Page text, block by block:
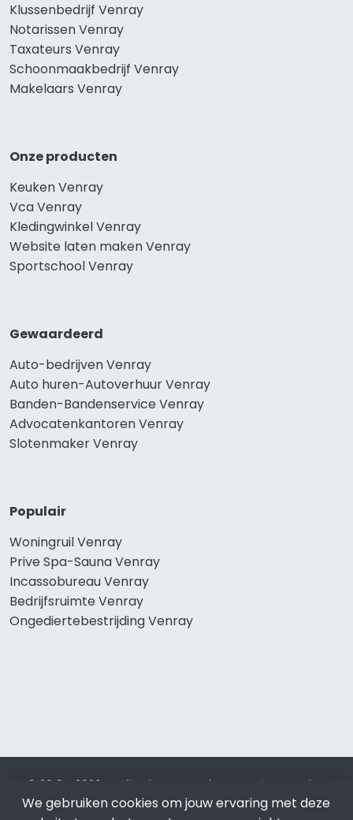
Klussenbedrijf Venray
Notarissen Venray
Taxateurs Venray
Schoonmaakbedrijf Venray
Makelaars Venray
Onze producten
Keuken Venray
Vca Venray
Kledingwinkel Venray
Website laten maken Venray
Sportschool Venray
Gewaardeerd
Auto-bedrijven Venray
Auto huren-Autoverhuur Venray
Banden-Bandenservice Venray
Advocatenkantoren Venray
Slotenmaker Venray
Populair
Woningruil Venray
Prive Spa-Sauna Venray
Incassobureau Venray
Bedrijfsruimte Venray
Ongediertebestrijding Venray
© 2019 - 2026 Realisatie en SEO door SEO-bureau
Lion
Internet. Betaal alleen voor bewezen resultaten?SEO
We gebruiken cookies om jouw ervaring met deze